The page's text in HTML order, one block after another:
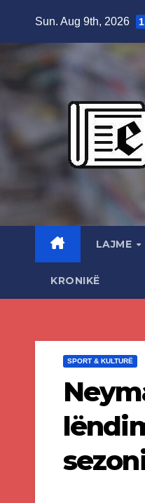
Sun. Aug 9th, 2026
LAJME
KRONIKË
SPORT & KULTURË